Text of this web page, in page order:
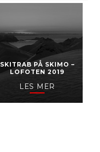
SKITRAB PÅ SKIMO –
LOFOTEN 2019
LES MER